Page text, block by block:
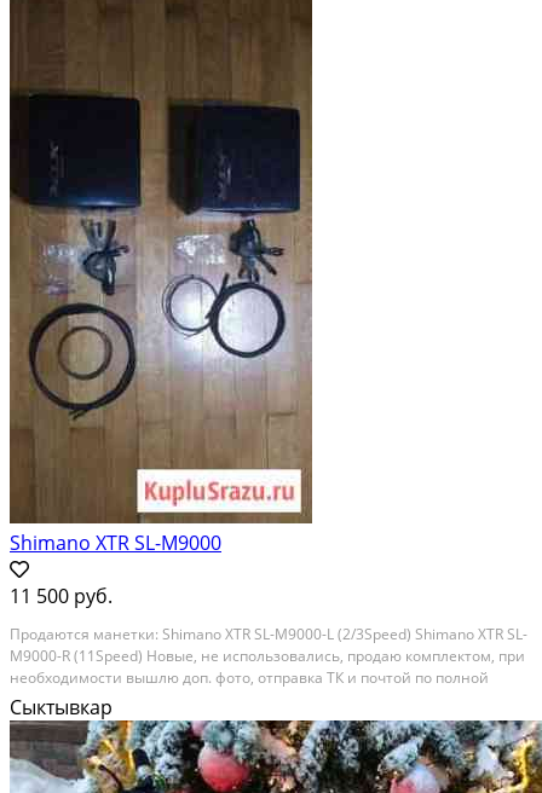
Shimano XTR SL-M9000
11 500 руб.
Продаются манетки: Shimano XTR SL-M9000-L (2/3Speed) Shimano XTR SL-
M9000-R (11Speed) Новые, не использовались, продаю комплектом, при
необходимости вышлю доп. фото, отправка ТК и почтой по полной
предоплате. Состояние: новое.
Сыктывкар